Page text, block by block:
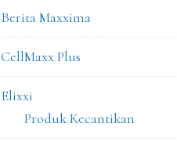
Berita Maxxima
CellMaxx Plus
Elixxi
Produk Kecantikan